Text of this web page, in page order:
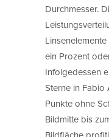
Durchmesser.
ein Prozent
Infolgedessen
Sterne in Fabio
Punkte ohne
Bildmitte bis